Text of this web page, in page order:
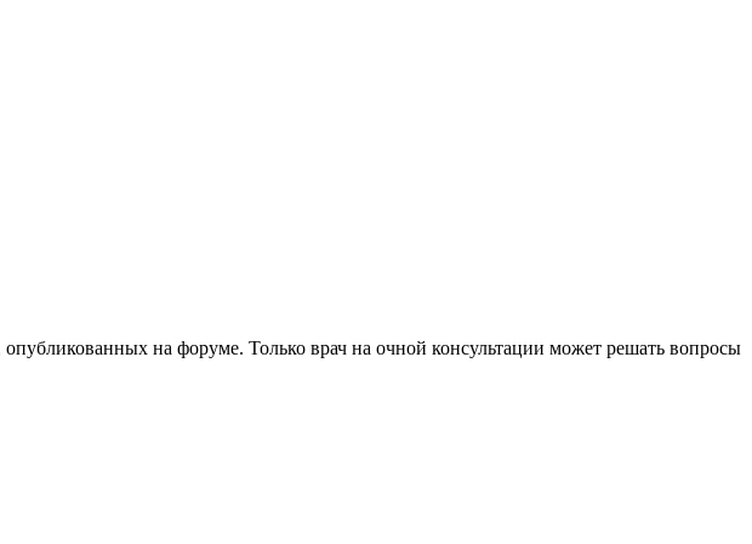
на форуме. Только врач на очной консультации может решать вопросы